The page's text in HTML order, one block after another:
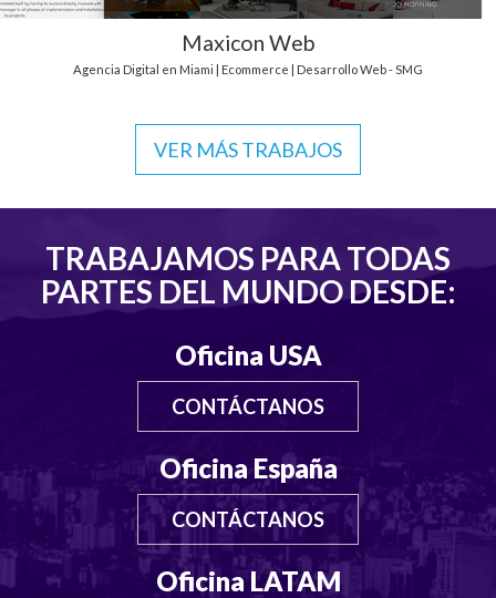
Maxicon Web
Agencia Digital en Miami | Ecommerce | Desarrollo Web - SMG
VER MÁS TRABAJOS
TRABAJAMOS PARA TODAS
PARTES DEL MUNDO DESDE:
Oficina USA
CONTÁCTANOS
Oficina España
CONTÁCTANOS
Oficina LATAM